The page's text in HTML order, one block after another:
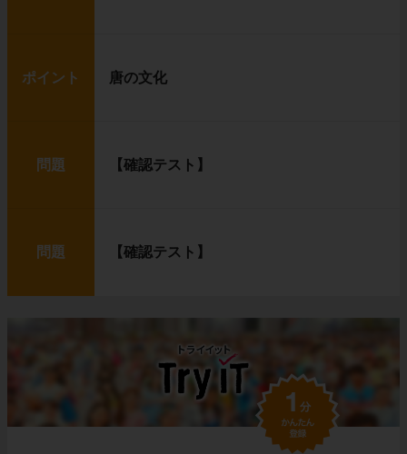
ポイント 唐の文化
問題 【確認テスト】
問題 【確認テスト】